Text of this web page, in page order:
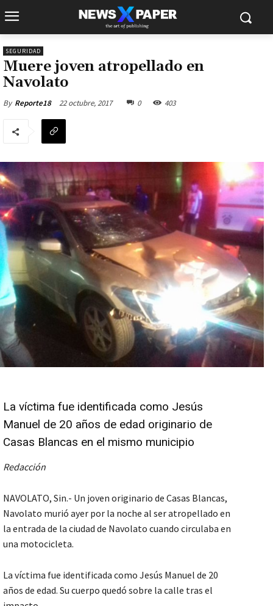
SEGURIDAD
Muere joven atropellado en
Navolato
By Reporte18 22 octubre, 2017 0 403
La víctima fue identificada como Jesús
Manuel de 20 años de edad originario de
Casas Blancas en el mismo municipio
Redacción
NAVOLATO, Sin.- Un joven originario de Casas Blancas,
Navolato murió ayer por la noche al ser atropellado en
la entrada de la ciudad de Navolato cuando circulaba en
una motocicleta.
La víctima fue identificada como Jesús Manuel de 20
años de edad. Su cuerpo quedó sobre la calle tras el